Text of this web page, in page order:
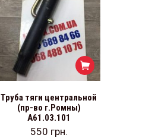
Труба тяги центральной
(пр-во г.Ромны)
А61.03.101
550 грн.